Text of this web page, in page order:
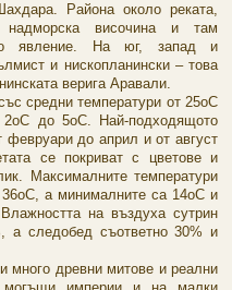
Района около реката,
височина и там
явление. На юг, запад и
и нископланински – това
верига Аравали.
средни температури от 25оС
до 5оС. Най-подходящото
до април и от август
се покриват с цветове и
Максималните температури
а минималните са 14оС и
на въздуха сутрин
а следобед съответно 30% и
много древни митове и реални